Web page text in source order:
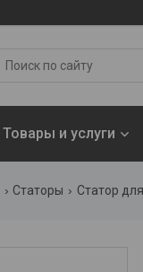
Товары и услуги
Статоры Статор